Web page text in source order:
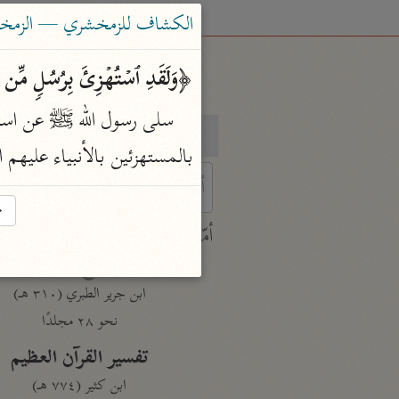
بحث
characters for results.
أمّهات
ابن جرير الطبري (٣١٠ هـ)
نحو ٢٨ مجلدًا
تفسير القرآن العظيم
ابن كثير (٧٧٤ هـ)
الكشاف للزمخشري — الزمخشري
﴿وَلَقَدِ ٱسۡتُهۡزِئَ بِرُسُلࣲ مِّن
بالمستهزئين بالأنبياء